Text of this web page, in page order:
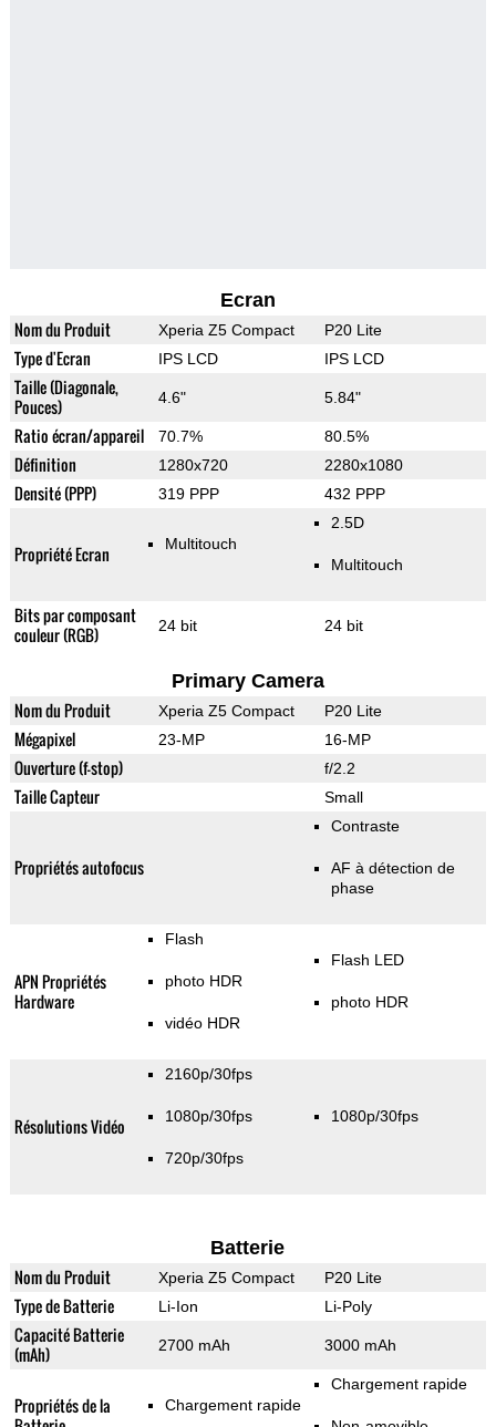
Ecran
Nom du Produit Xperia Z5 Compact P20 Lite
Type d'Ecran IPS LCD IPS LCD
Taille (Diagonale,
Pouces)
4.6" 5.84"
Ratio écran/appareil 70.7% 80.5%
Définition 1280x720 2280x1080
Densité (PPP) 319 PPP 432 PPP
Propriété Ecran Multitouch
2.5D
Multitouch
Bits par composant
couleur (RGB)
24 bit 24 bit
Primary Camera
Nom du Produit Xperia Z5 Compact P20 Lite
Mégapixel 23-MP 16-MP
Ouverture (f-stop) f/2.2
Taille Capteur Small
Propriétés autofocus
Contraste
AF à détection de
phase
APN Propriétés
Hardware
Flash
photo HDR
vidéo HDR
Flash LED
photo HDR
Résolutions Vidéo
2160p/30fps
1080p/30fps
720p/30fps
1080p/30fps
Batterie
Nom du Produit Xperia Z5 Compact P20 Lite
Type de Batterie Li-Ion Li-Poly
Capacité Batterie
(mAh)
2700 mAh 3000 mAh
Propriétés de la
Chargement rapide
Chargement rapide